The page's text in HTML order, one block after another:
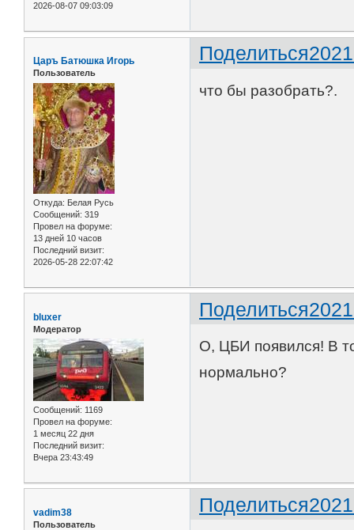
2026-08-07 09:03:09
Поделиться
Царъ Батюшка Игорь
Пользователь
Откуда: Белая Русь
Сообщений: 319
Провел на форуме:
13 дней 10 часов
Последний визит:
2026-05-28 22:07:42
что бы разобрать?.
Поделиться
bluxer
Модератор
Сообщений: 1169
Провел на форуме:
1 месяц 22 дня
Последний визит:
Вчера 23:43:49
О, ЦБИ появился! В
нормально?
Поделиться
vadim38
Пользователь